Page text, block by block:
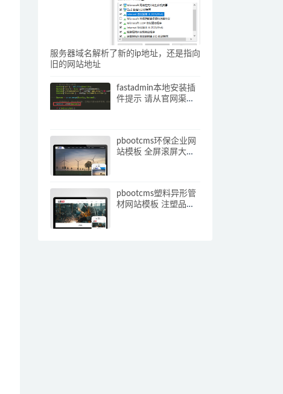
服务器域名解析了新的ip地址，还是指向
旧的网站地址
fastadmin本地安装插
件提示 请从官网渠道
pbootcms环保企业网
站模板 全屏滚屏大气
pbootcms塑料异形管
材网站模板 注塑品网